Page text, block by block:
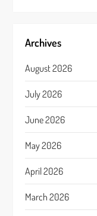
Archives
August 2026
July 2026
June 2026
May 2026
April 2026
March 2026